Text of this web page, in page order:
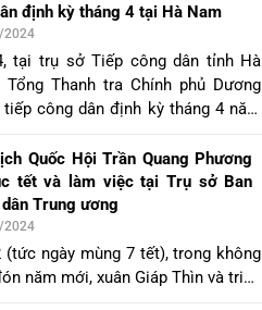
tỉnh Nam Định liên quan đến
chính sách đối với thân nhân
định kỳ tháng 4 tại Hà Nam
2024
tại trụ sở Tiếp công dân tỉnh Hà
Tổng Thanh tra Chính phủ Dương
công dân định kỳ tháng 4 năm
tại số nhà 50, Cầu Giẽ, xã Đại
Phú Xuyên, thành phố Hà Nội,
hơn 1.600 hộ dân liên quan đến
STARS Đồng Văn, Duy Tiên, Hà
Quốc Hội Trần Quang Phương
tết và làm việc tại Trụ sở Ban
Trung ương
2024
(tức ngày mùng 7 tết), trong không
năm mới, xuân Giáp Thìn và triển